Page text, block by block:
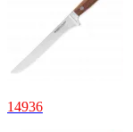
14936